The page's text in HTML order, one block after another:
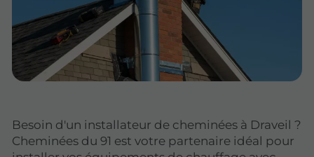
Besoin d'un installateur de cheminées à Draveil ?
Cheminées du 91 est votre partenaire idéal pour